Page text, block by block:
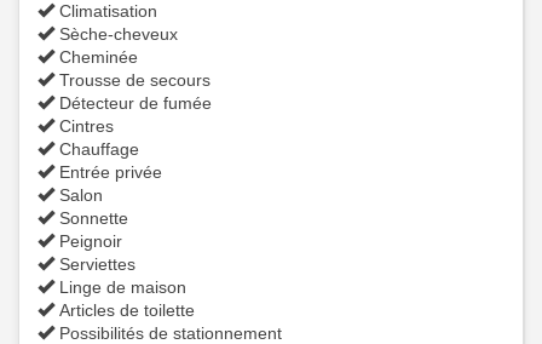
Climatisation
Sèche-cheveux
Cheminée
Trousse de secours
Détecteur de fumée
Cintres
Chauffage
Entrée privée
Salon
Sonnette
Peignoir
Serviettes
Linge de maison
Articles de toilette
Possibilités de stationnement